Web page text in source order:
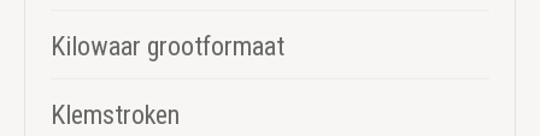
Kilowaar grootformaat
Klemstroken